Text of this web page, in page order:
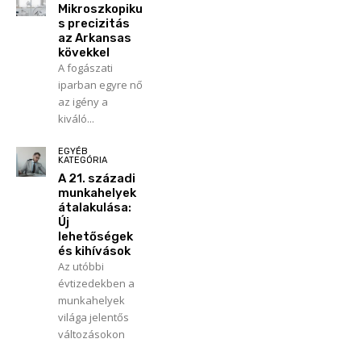
Mikroszkopiku
s precizitás
az Arkansas
kövekkel
A fogászati
iparban egyre nő
az igény a
kiváló...
EGYÉB
KATEGÓRIA
A 21. századi
munkahelyek
átalakulása:
Új
lehetőségek
és kihívások
Az utóbbi
évtizedekben a
munkahelyek
világa jelentős
változásokon